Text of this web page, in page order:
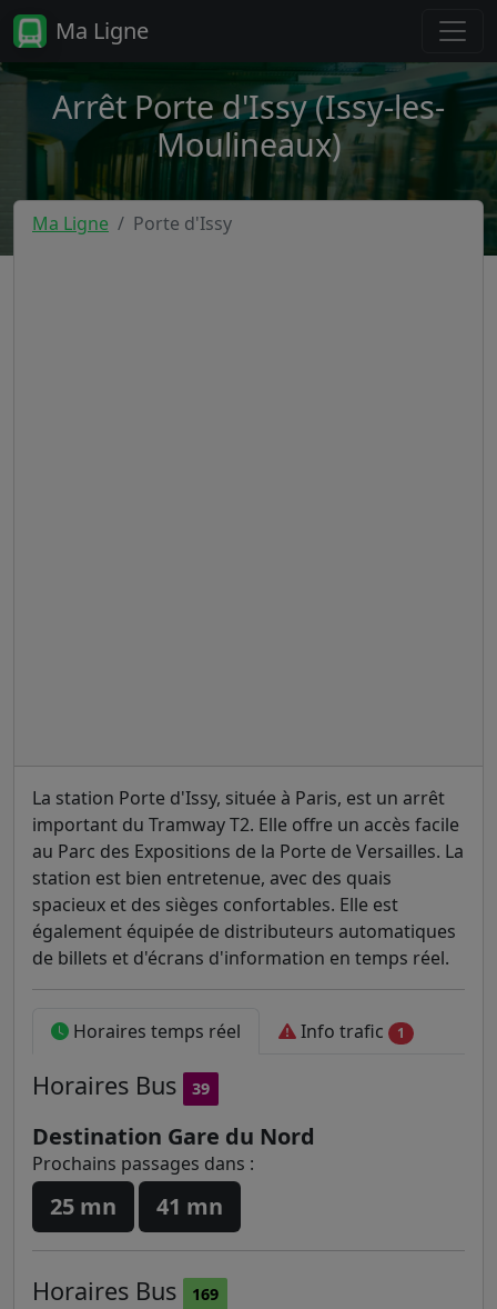
Ma Ligne
Arrêt Porte d'Issy (Issy-les-
Moulineaux)
Ma Ligne Porte d'Issy
La station Porte d'Issy, située à Paris, est un arrêt
important du Tramway T2. Elle offre un accès facile
au Parc des Expositions de la Porte de Versailles. La
station est bien entretenue, avec des quais
spacieux et des sièges confortables. Elle est
également équipée de distributeurs automatiques
de billets et d'écrans d'information en temps réel.
Horaires temps réel Info trafic 1
Horaires Bus 39
Destination Gare du Nord
Prochains passages dans :
25 mn 41 mn
Horaires Bus 169